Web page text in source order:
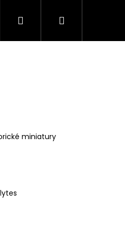
PřihlášeníNákupní
miniatury